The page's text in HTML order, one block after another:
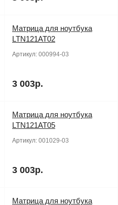
Матрица для ноутбука
LTN121AT02
Артикул: 000994-03
3 003р.
Матрица для ноутбука
LTN121AT05
Артикул: 001029-03
3 003р.
Матрица для ноутбука